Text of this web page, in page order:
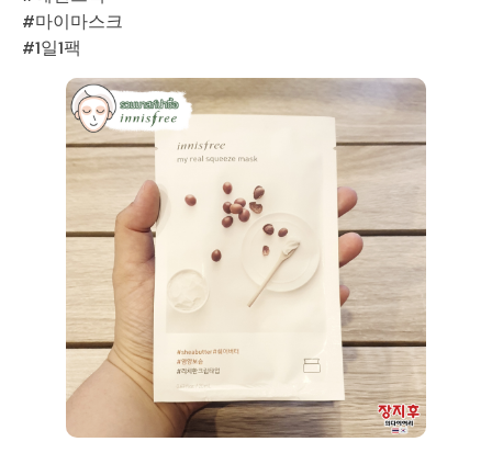
#마이마스크
#1일1팩